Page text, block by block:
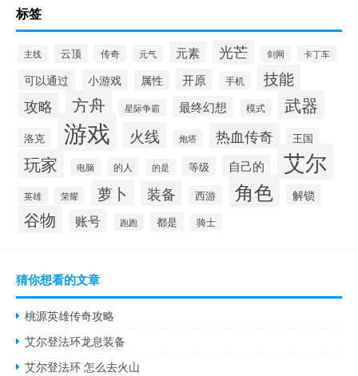
标签
主线 云顶 传奇 元气 元素 光芒 剑网 卡丁车
可以通过 小游戏 属性 开原 手机 技能
攻略 方舟 星际争霸 最终幻想 模式 武器
洛克 游戏 火线 炮塔 热血传奇 王国
玩家 电脑 的人 的是 等级 自己的 艾尔
英雄 荣耀 萝卜 装备 西游 角色 解锁
谷物 账号 跑跑 都是 骑士
猜你想看的文章
桃源英雄传奇攻略
艾尔登法环龙息装备
艾尔登法环 怎么去火山